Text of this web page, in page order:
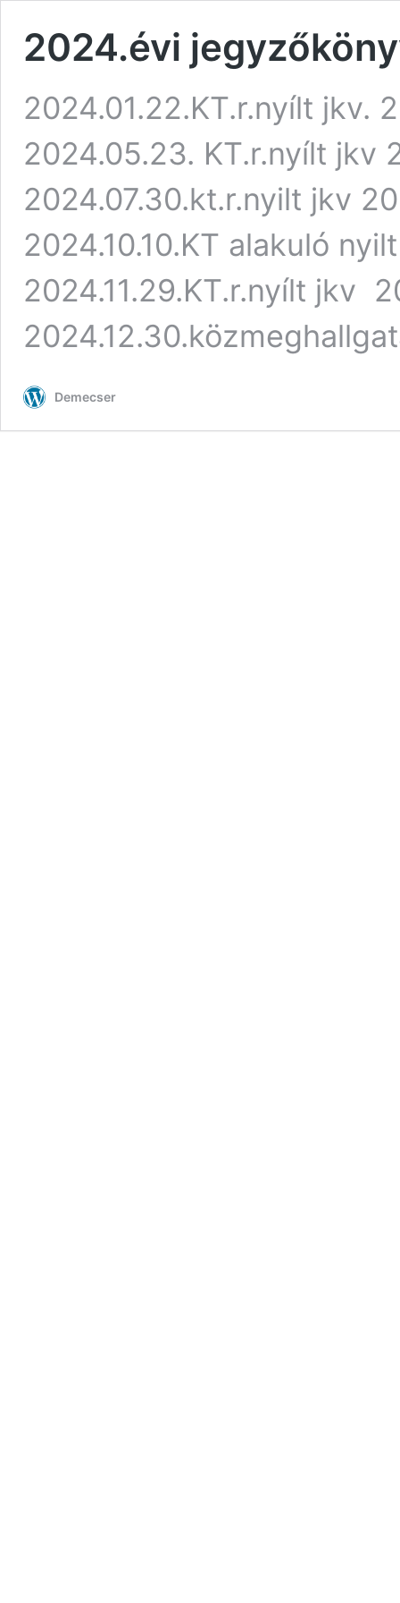
2024.évi
2024.01.22.KT.r.nyílt jkv.
2024.05.23. KT.r.nyílt jkv
2024.07.30.kt.r.nyilt jkv
2024.10.10.KT alakuló
2024.11.29.KT.r.nyílt jkv
Demecser